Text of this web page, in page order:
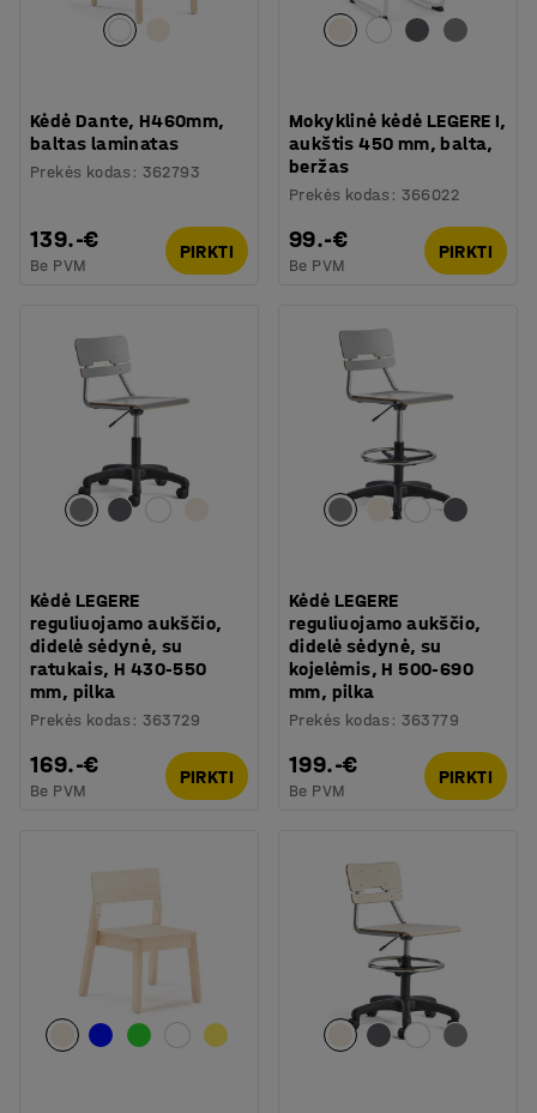
Kėdė Dante, H460mm,
baltas laminatas
Prekės kodas : 362793
139.-€
Be PVM
PIRKTI
Mokyklinė kėdė LEGERE I,
aukštis 450 mm, balta,
beržas
Prekės kodas : 366022
99.-€
Be PVM
PIRKTI
Kėdė LEGERE
reguliuojamo aukščio,
didelė sėdynė, su
ratukais, H 430-550
mm, pilka
Prekės kodas : 363729
169.-€
Be PVM
PIRKTI
Kėdė LEGERE
reguliuojamo aukščio,
didelė sėdynė, su
kojelėmis, H 500-690
mm, pilka
Prekės kodas : 363779
199.-€
Be PVM
PIRKTI